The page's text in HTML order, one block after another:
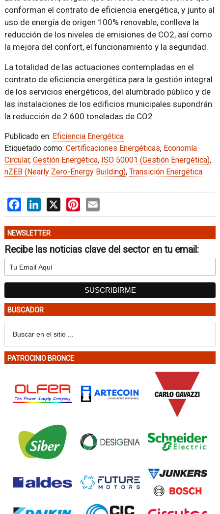
conforman el contrato de eficiencia energética, y junto al
uso de energía de origen 100% renovable, conlleva la
reducción de los niveles de emisiones de CO2, así como
la mejora del confort, el funcionamiento y la seguridad.
La totalidad de las actuaciones contempladas en el
contrato de eficiencia energética para la gestión integral
de los servicios energéticos, del alumbrado público y de
las instalaciones de los edificios municipales supondrán
la reducción de 2.600 toneladas de CO2.
Publicado en: Eficiencia Energética
Etiquetado como: Certificaciones Energéticas, Economía
Circular, Gestión Energética, ISO 50001 (Gestión Energética),
nZEB (Nearly Zero-Energy Building), Transición Energética
FacebookLinkedIn
X PinterestEmail
NEWSLETTER
Recibe las noticias clave del sector en tu email:
BUSCADOR
PATROCINIO BRONCE